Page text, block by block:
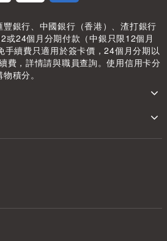
銀行、中國銀行（香港）、渣打銀行
或24個月分期付款（中銀只限12個月
手續費只適用於簽卡價，24個月分期以
費，詳情請與職員查詢。使用信用卡分
積分。